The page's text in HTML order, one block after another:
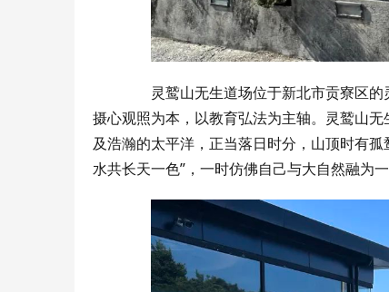
灵鹫山无生道场位于新北市贡寮区
摄心观照为本，以教育弘法为主轴。灵鹫山
及浩瀚的太平洋，正当落日时分，山顶时有
水共长天一色”，一时仿佛自己与大自然融为